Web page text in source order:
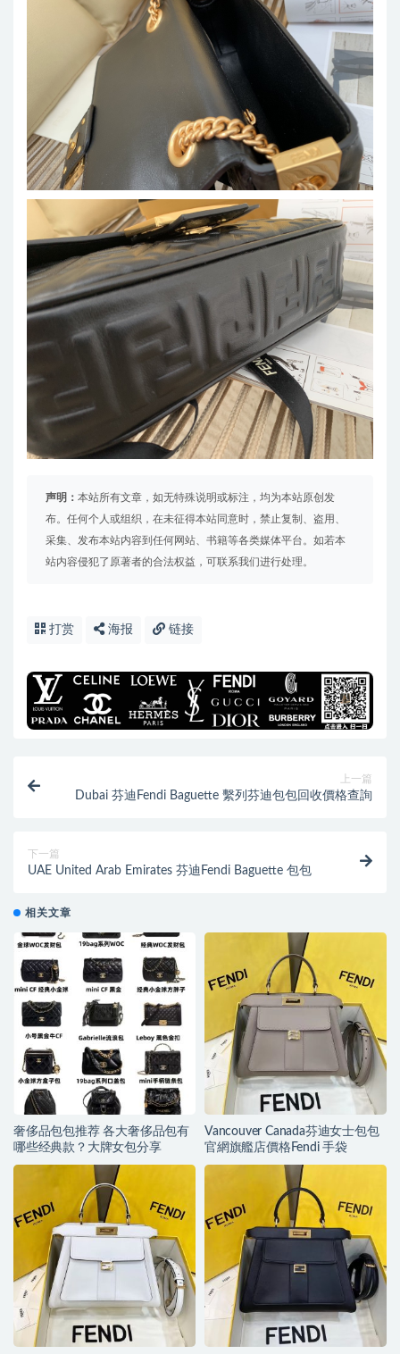
声明： 本站所有文章，如无特殊说明或标注，均为本站原创发
布。任何个人或组织，在未征得本站同意时，禁止复制、盗用、
采集、发布本站内容到任何网站、书籍等各类媒体平台。如若本
站内容侵犯了原著者的合法权益，可联系我们进行处理。
打赏 海报 链接
上一篇
Dubai 芬迪Fendi Baguette 繫列芬迪包包回收價格查詢
下一篇
UAE United Arab Emirates 芬迪Fendi Baguette 包包
相关文章
奢侈品包包推荐 各大奢侈品包有
哪些经典款？大牌女包分享
Vancouver Canada芬迪女士包包
官網旗艦店價格Fendi 手袋